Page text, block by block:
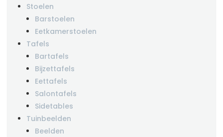
Stoelen
Barstoelen
Eetkamerstoelen
Tafels
Bartafels
Bijzettafels
Eettafels
Salontafels
Sidetables
Tuinbeelden
Beelden